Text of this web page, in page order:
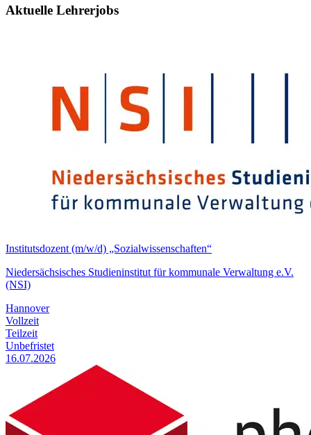
Aktuelle Lehrerjobs
Institutsdozent (m/w/d) „Sozialwissenschaften“
Niedersächsisches Studieninstitut für kommunale Verwaltung e.V.
(NSI)
Hannover
Vollzeit
Teilzeit
Unbefristet
16.07.2026